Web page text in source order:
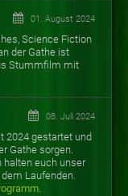
01. August 2024
Science Fiction
der Gathe ist
Stummfilm mit
08. Juli 2024
2024 gestartet und
Gathe sorgen.
halten euch unser
Laufenden.
.